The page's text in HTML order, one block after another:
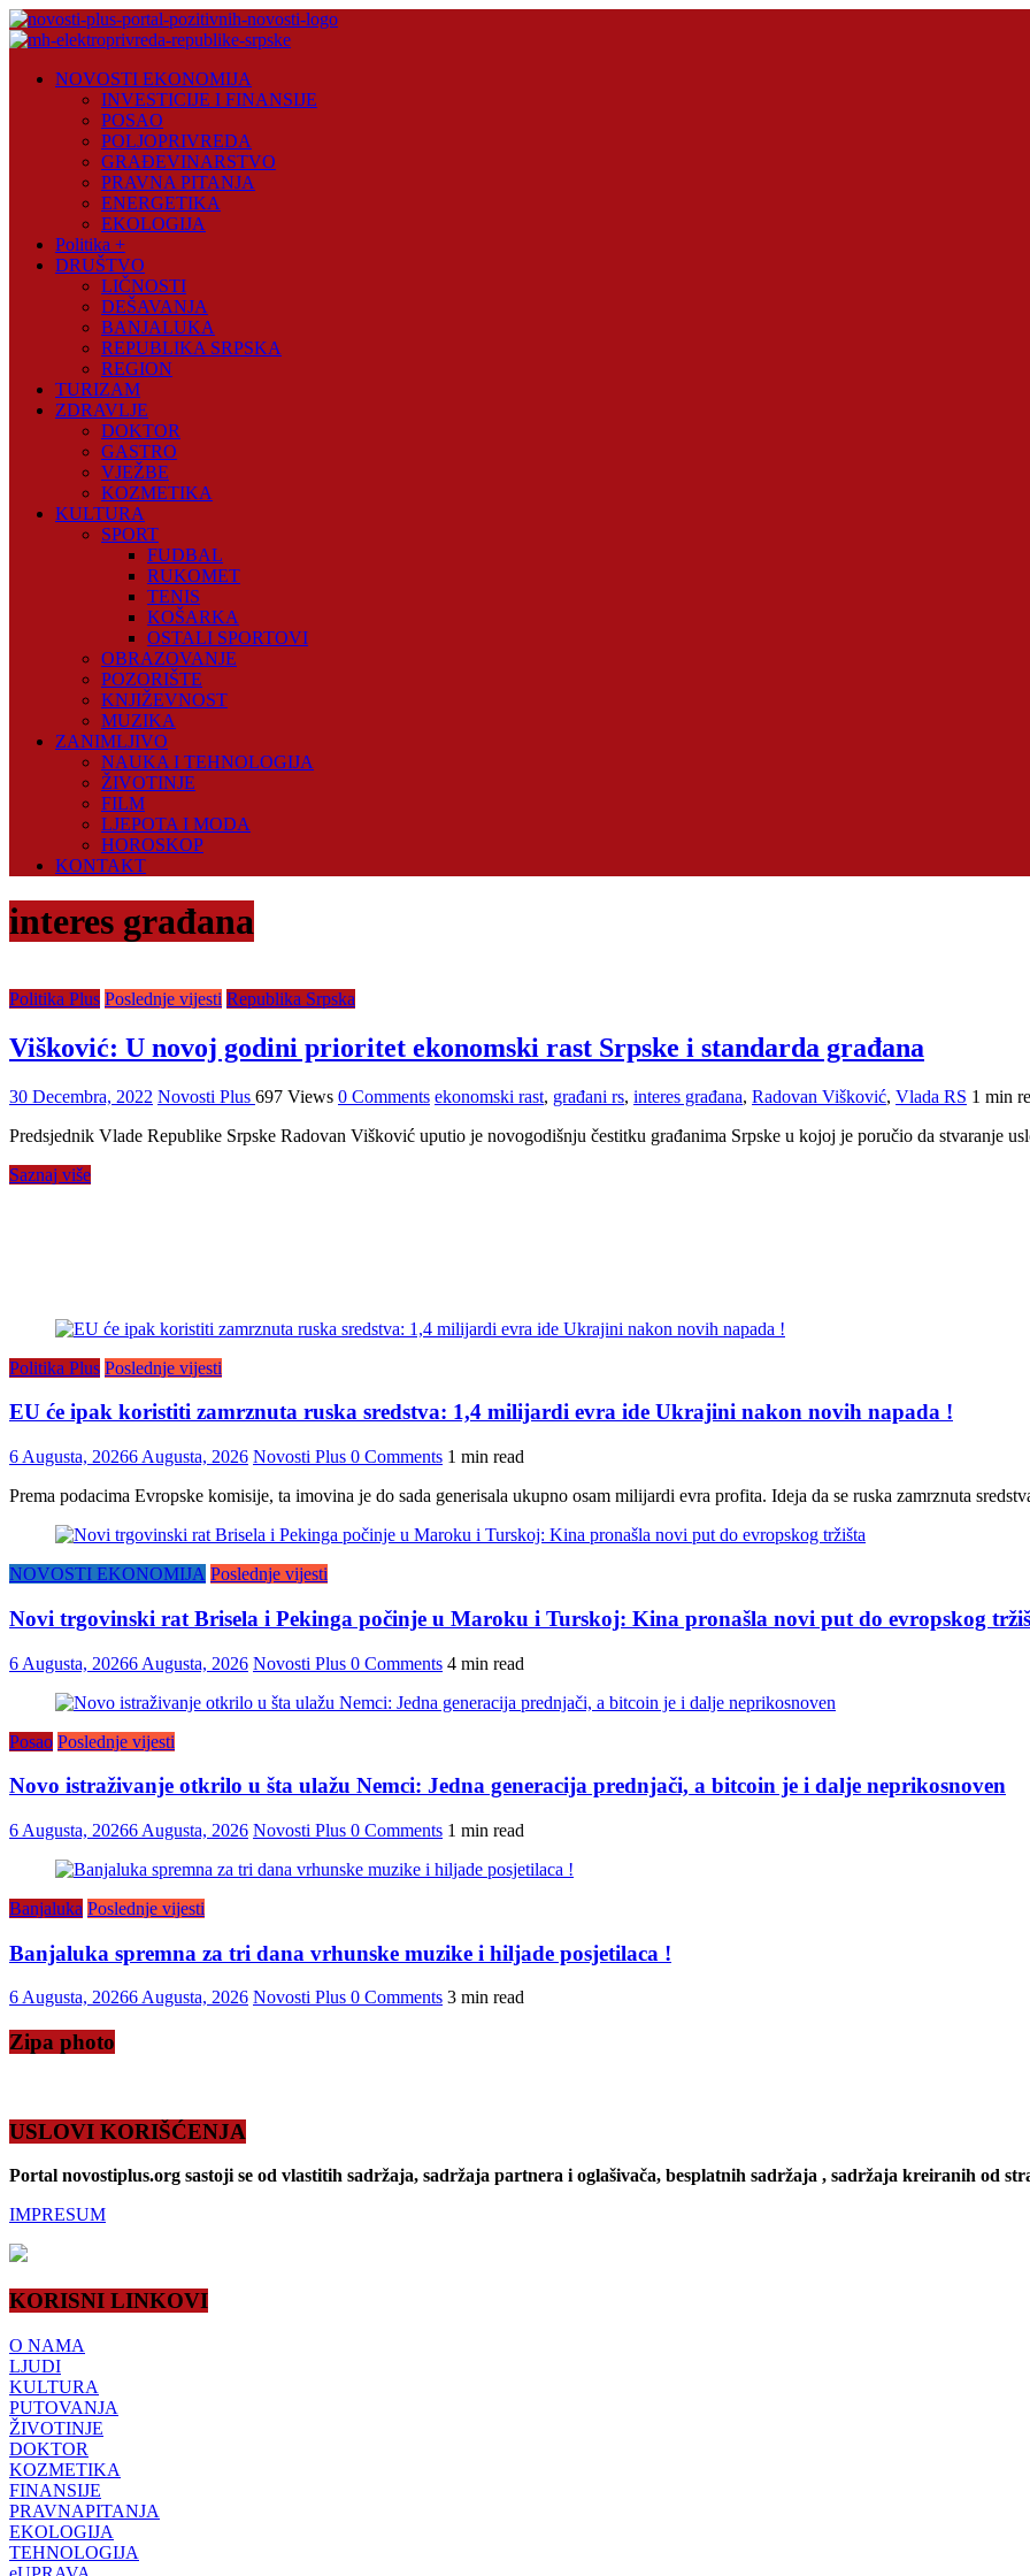
Skip
to
Plus
NOVOSTI EKONOMIJA
INVESTICIJE I FINANSIJE
POSAO
POLJOPRIVREDA
GRAĐEVINARSTVO
PRAVNA PITANJA
ENERGETIKA
EKOLOGIJA
Politika +
DRUŠTVO
LIČNOSTI
DEŠAVANJA
BANJALUKA
REPUBLIKA SRPSKA
REGION
TURIZAM
ZDRAVLJE
DOKTOR
GASTRO
VJEŽBE
KOZMETIKA
KULTURA
SPORT
FUDBAL
RUKOMET
TENIS
KOŠARKA
OSTALI SPORTOVI
OBRAZOVANJE
POZORIŠTE
KNJIŽEVNOST
MUZIKA
ZANIMLJIVO
NAUKA I TEHNOLOGIJA
ŽIVOTINJE
FILM
LJEPOTA I MODA
HOROSKOP
KONTAKT
interes građana
Politika Plus Poslednje vijesti Republika Srpska
Višković: U novoj godini prioritet ekonomski rast Srpske i standarda građana
30 Decembra, 2022 Novosti Plus 697 Views 0 Comments ekonomski rast, građani rs, interes građana, Radovan Višković, Vlada RS 1 min
Predsjednik Vlade Republike Srpske Radovan Višković uputio je novogodišnju čestitku građanima Srpske u kojoj je poručio da stvaranje
Saznaj više
Politika Plus Poslednje vijesti
EU će ipak koristiti zamrznuta ruska sredstva: 1,4 milijardi evra ide Ukrajini nakon novih napada !
6 Augusta, 20266 Augusta, 2026 Novosti Plus 0 Comments 1 min read
Prema podacima Evropske komisije, ta imovina je do sada generisala ukupno osam milijardi evra profita. Ideja da se ruska zamrznuta
NOVOSTI EKONOMIJA Poslednje vijesti
Novi trgovinski rat Brisela i Pekinga počinje u Maroku i Turskoj: Kina pronašla novi put do evropskog
6 Augusta, 20266 Augusta, 2026 Novosti Plus 0 Comments 4 min read
Posao Poslednje vijesti
Novo istraživanje otkrilo u šta ulažu Nemci: Jedna generacija prednjači, a bitcoin je i dalje neprikosnoven
6 Augusta, 20266 Augusta, 2026 Novosti Plus 0 Comments 1 min read
Banjaluka Poslednje vijesti
Banjaluka spremna za tri dana vrhunske muzike i hiljade posjetilaca !
6 Augusta, 20266 Augusta, 2026 Novosti Plus 0 Comments 3 min read
Zipa photo
USLOVI KORIŠĆENJA
Portal novostiplus.org sastoji se od vlastitih sadržaja, sadržaja partnera i oglašivača, besplatnih sadržaja , sadržaja kreiranih od
IMPRESUM
KORISNI LINKOVI
O NAMA
LJUDI
KULTURA
PUTOVANJA
ŽIVOTINJE
DOKTOR
KOZMETIKA
FINANSIJE
PRAVNAPITANJA
EKOLOGIJA
TEHNOLOGIJA